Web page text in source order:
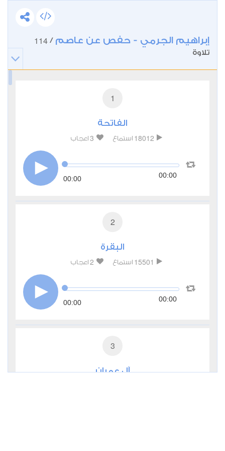
إبراهيم الجرمي - حفص عن عاصم /
114
تلاوة
1
الفاتحة
18012 استماع 3 اعجاب
00:00 00:00
2
البقرة
15501 استماع 2 اعجاب
00:00 00:00
3
آل عمران